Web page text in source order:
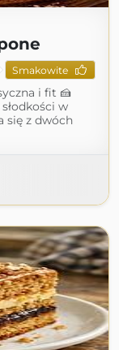
Smakowite
i fit 🍰
w
się z dwóch